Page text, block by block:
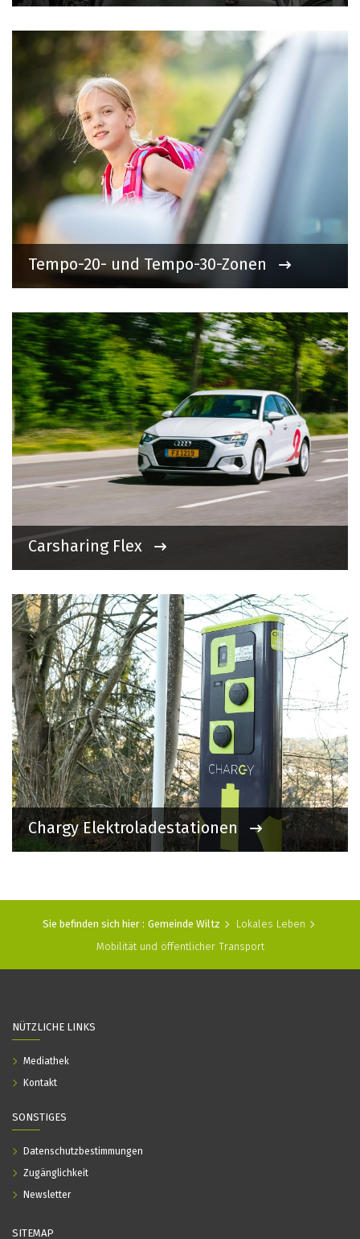
Tempo-20- und Tempo-30-Zonen
Carsharing Flex
Chargy Elektroladestationen
Sie befinden sich hier : Gemeinde Wiltz
Lokales Leben
Mobilität und öffentlicher Transport
SITEMAP
NÜTZLICHE LINKS
Mediathek
Kontakt
SONSTIGES
Datenschutzbestimmungen
Zugänglichkeit
Newsletter